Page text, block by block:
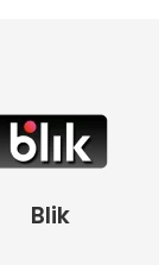
Blik